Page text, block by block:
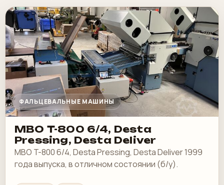
ФАЛЬЦЕВАЛЬНЫЕ МАШИНЫ
MBO T-800 6/4, Desta
Pressing, Desta Deliver
MBO T-800 6/4, Desta Pressing, Desta Deliver 1999
года выпуска, в отличном состоянии (б/у).